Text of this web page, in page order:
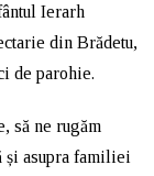
Ierarh
din Brădetu,
de parohie.
să ne rugăm
și asupra familiei